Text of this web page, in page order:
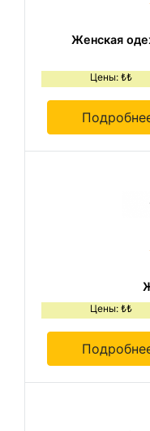
Женская
Цены: ₺₺
Цены: ₺₺